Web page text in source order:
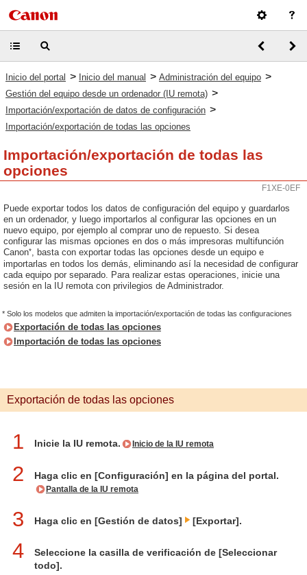
Inicio del portal > Inicio del manual > Administración del equipo >
Gestión del equipo desde un ordenador (IU remota) >
Importación/exportación de datos de configuración >
Importación/exportación de todas las opciones
Importación/exportación de todas las
opciones
F1XE-0EF
Puede exportar todos los datos de configuración del equipo y guardarlos
en un ordenador, y luego importarlos al configurar las opciones en un
nuevo equipo, por ejemplo al comprar uno de repuesto. Si desea
configurar las mismas opciones en dos o más impresoras multifunción
Canon*, basta con exportar todas las opciones desde un equipo e
importarlas en todos los demás, eliminando así la necesidad de configurar
cada equipo por separado. Para realizar estas operaciones, inicie una
sesión en la IU remota con privilegios de Administrador.
* Solo los modelos que admiten la importación/exportación de todas las configuraciones
Exportación de todas las opciones
Importación de todas las opciones
Exportación de todas las opciones
1 Inicie la IU remota. Inicio de la IU remota
2 Haga clic en [Configuración] en la página del portal.
Pantalla de la IU remota
3 Haga clic en [Gestión de datos] [Exportar].
4
Seleccione la casilla de verificación de [Seleccionar
todo].